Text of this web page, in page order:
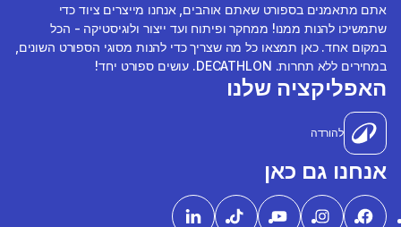
אתם מתאמנים בספורט שאתם אוהבים, אנחנו מייצרים ציוד כדי
שתמשיכו להנות ממנו! ממחקר ופיתוח ועד ייצור ולוגיסטיקה - הכל
במקום אחד. כאן תמצאו כל מה שצריך כדי להנות מסוגי הספורט השונים,
במחירים ללא תחרות. DECATHLON. עושים ספורט יחד!
האפליקציה שלנו
להורדה
אנחנו גם כאן